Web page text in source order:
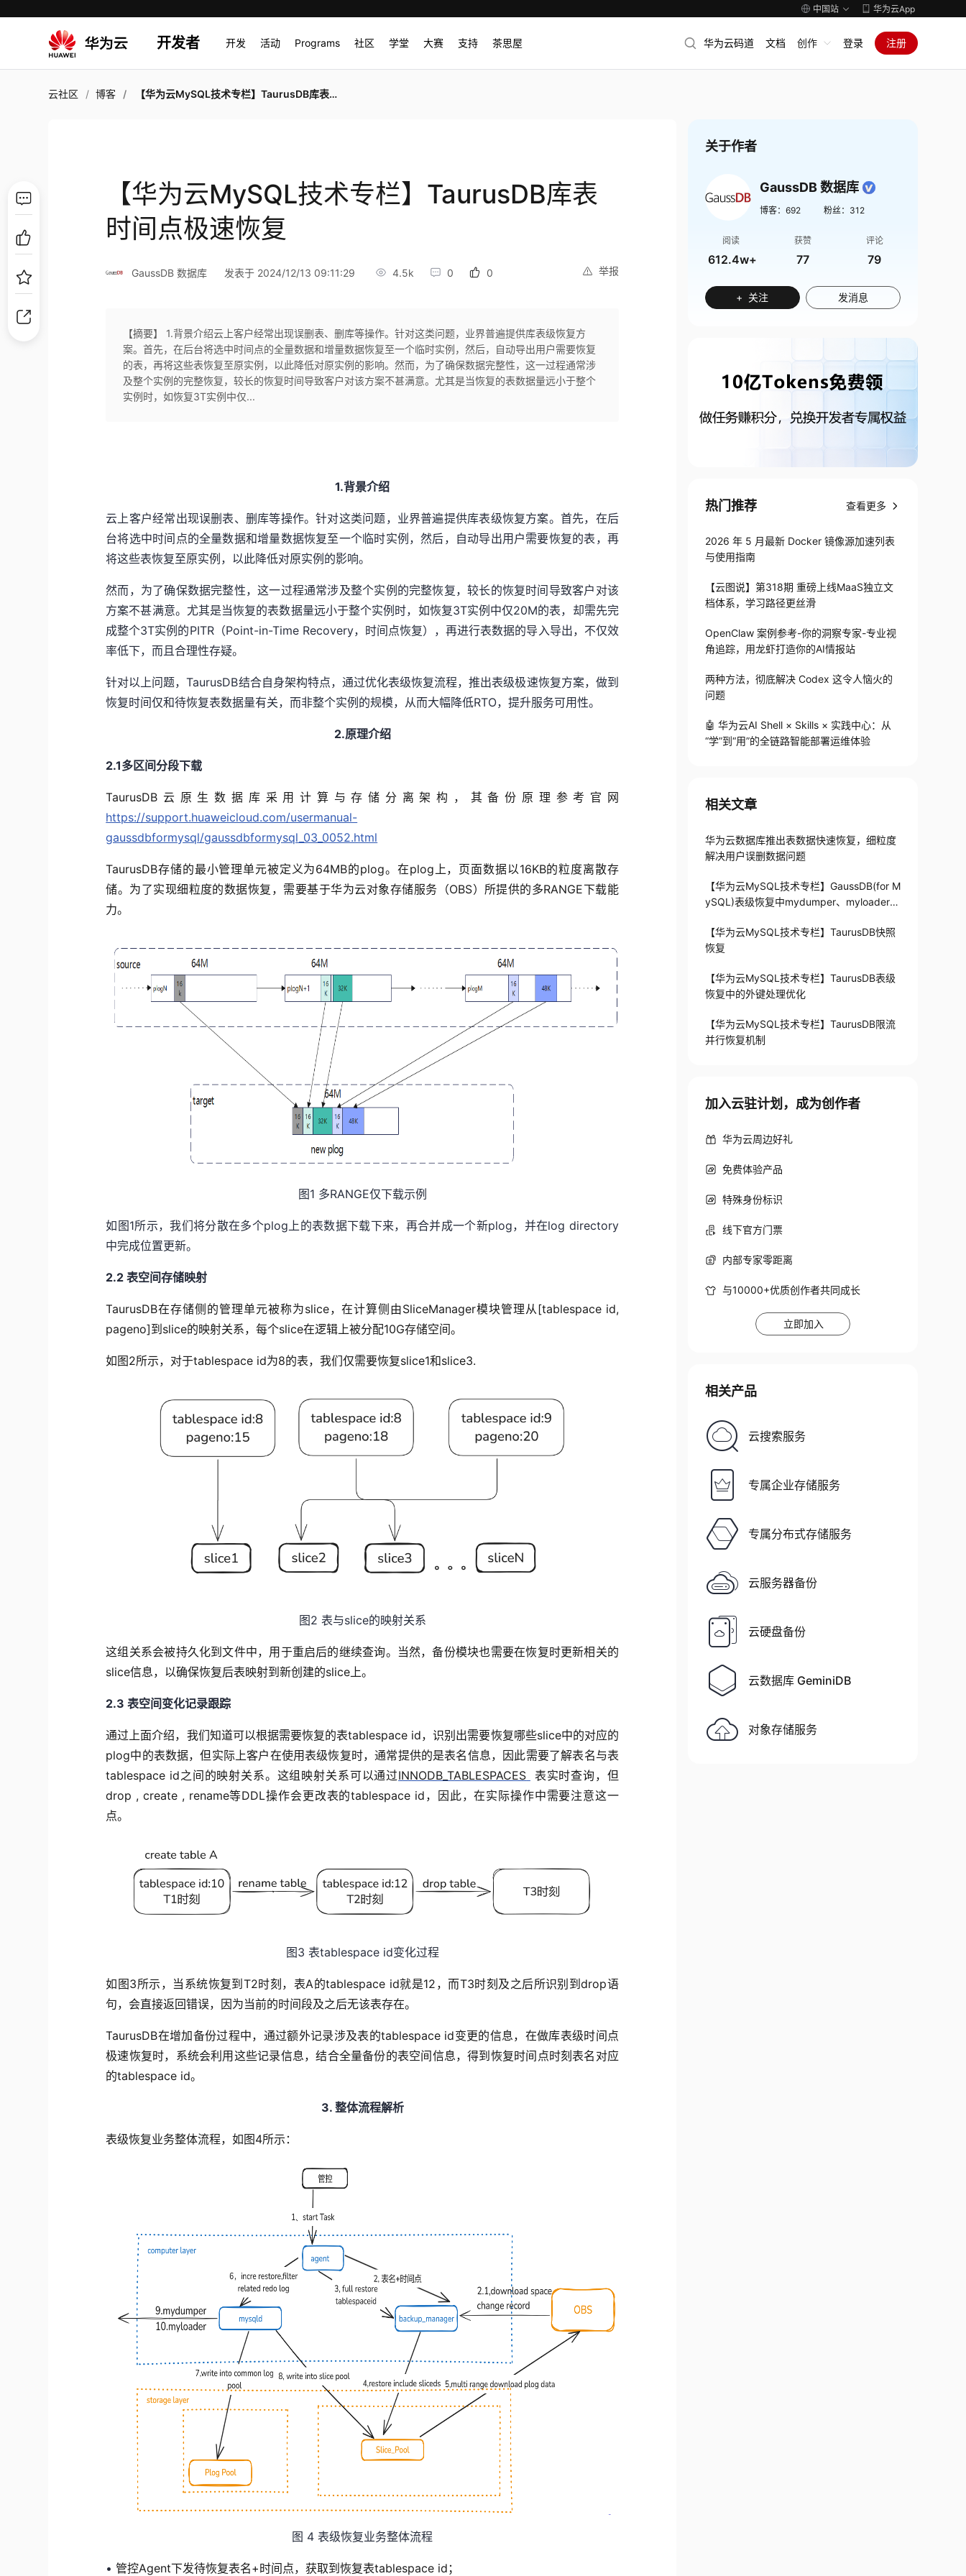
中国站 华为云App
开发者 开发 活动 Programs 社区 学堂 大赛 支持 茶思屋 华为云码道 文档 创作 登录 注册
云社区 博客 【华为云MySQL技术专栏】TaurusDB库表时间点极速恢复
【华为云MySQL技术专栏】TaurusDB库表
时间点极速恢复
举报
GaussDB 数据库 发表于 2024/12/13 09:11:29 4.5k 0 0
【摘要】 1.背景介绍云上客户经常出现误删表、删库等操作。针对这类问题，业界普遍提供库表级恢复方
案。首先，在后台将选中时间点的全量数据和增量数据恢复至一个临时实例，然后，自动导出用户需要恢复
的表，再将这些表恢复至原实例，以此降低对原实例的影响。然而，为了确保数据完整性，这一过程通常涉
及整个实例的完整恢复，较长的恢复时间导致客户对该方案不甚满意。尤其是当恢复的表数据量远小于整个
实例时，如恢复3T实例中仅...
1.背景介绍
云上客户经常出现误删表、删库等操作。针对这类问题，业界普遍提供库表级恢复方案。首先，在后
台将选中时间点的全量数据和增量数据恢复至一个临时实例，然后，自动导出用户需要恢复的表，再
将这些表恢复至原实例，以此降低对原实例的影响。
然而，为了确保数据完整性，这一过程通常涉及整个实例的完整恢复，较长的恢复时间导致客户对该
方案不甚满意。尤其是当恢复的表数据量远小于整个实例时，如恢复3T实例中仅20M的表，却需先完
成整个3T实例的PITR（Point-in-Time Recovery，时间点恢复），再进行表数据的导入导出，不仅效
率低下，而且合理性存疑。
针对以上问题，TaurusDB结合自身架构特点，通过优化表级恢复流程，推出表级极速恢复方案，做到
恢复时间仅和待恢复表数据量有关，而非整个实例的规模，从而大幅降低RTO，提升服务可用性。
2.原理介绍
2.1多区间分段下载
TaurusDB云原生数据库采用计算与存储分离架构 ， 其备份原理 参考官网
https://support.huaweicloud.com/usermanual-
gaussdbformysql/gaussdbformysql_03_0052.html
TaurusDB存储的最小管理单元被定义为64MB的plog。在plog上，页面数据以16KB的粒度离散存
储。为了实现细粒度的数据恢复，需要基于华为云对象存储服务（OBS）所提供的多RANGE下载能
力。
图1 多RANGE仅下载示例
如图1所示，我们将分散在多个plog上的表数据下载下来，再合并成一个新plog，并在log directory
中完成位置更新。
2.2表空间存储映射
TaurusDB在存储侧的管理单元被称为slice，在计算侧 由SliceManager模块管理从[tablespace id,
pageno]到slice的映射关系，每个slice在逻辑上被分配10G存储空间。
如图2所示，对于tablespace id为8的表，我们仅需要恢复slice1和slice3.
图2 表与slice的映射关系
这组关系会被持久化到文件中，用于重启后的继续查询。 当然，备份模块也需要在恢复时更新相关的
slice信息， 以确保恢复后表映射到新创建的slice上。
2.3表空间变化记录跟踪
通过上面介绍，我们知道可以根据需要恢复的表tablespace id，识别 出需要恢复哪些slice中的对应的
plog中的表数据，但实际上客户在使用表级恢复时，通常提供的是表名信息， 因此需要了解表名与表
tablespace id之间 的映射关系。 这组 映射关系可以通过INNODB_TABLESPACES 表实时查询，但
drop , create , rename等DDL操作会更改表的tablespace id ，
因此，在实际操作中需要注意这一
点。
图3 表tablespace id变化过程
如 图3所示，当 系统恢复到 T2时刻，表A的tablespace id就是12，而T3时刻 及之后所识别到drop语
句， 会直接返回错误， 因为当前的时间段及之后无该表存在。
TaurusDB在增加备份过程中， 通过额外记录涉及表的tablespace id变更的信息，在做库表级时间 点
极速恢复时， 系统会利用 这些记录信息，结合全量备份的表空间信息，得到恢复时间点时刻表名对应
的tablespace id。
3. 整体流程解析
表级恢复业务整体流程，如图4所示：
图 4 表级恢复业务整体流程
• 管控Agent下发待恢复表名+时间点，获取到恢复表tablespace id ；
关于作者
GaussDB 数据库
博客： 692 粉丝： 312
阅读
612.4w+
获赞
77
评论
79
+ 关注 发消息
热门推荐 查看更多
2026 年 5 月最新 Docker 镜像源加速列表
与使用指南
【云图说】第318期 重磅上线MaaS独立文
档体系，学习路径更丝滑
OpenClaw 案例参考-你的洞察专家-专业视
角追踪，用龙虾打造你的AI情报站
两种方法，彻底解决 Codex 这令人恼火的
问题
🤖 华为云AI Shell × Skills × 实践中心：从
“学”到“用”的全链路智能部署运维体验
相关文章
华为云数据库推出表数据快速恢复，细粒度
解决用户误删数据问题
【华为云MySQL技术专栏】GaussDB(for M
ySQL)表级恢复中mydumper、myloader的
【华为云MySQL技术专栏】TaurusDB快照
恢复
【华为云MySQL技术专栏】TaurusDB表级
恢复中的外键处理优化
【华为云MySQL技术专栏】TaurusDB限流
并行恢复机制
加入云驻计划，成为创作者
华为云周边好礼
免费体验产品
特殊身份标识
线下官方门票
内部专家零距离
与10000+优质创作者共同成长
立即加入
相关产品
云搜索服务
专属企业存储服务
专属分布式存储服务
云服务器备份
云硬盘备份
云数据库 GeminiDB
对象存储服务